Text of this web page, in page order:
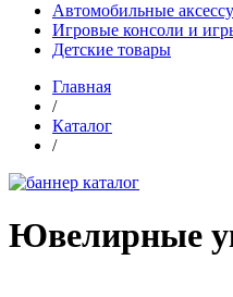
Автомобильные
Игровые консоли и
Детские товары
Главная
/
Каталог
/
Ювелирные